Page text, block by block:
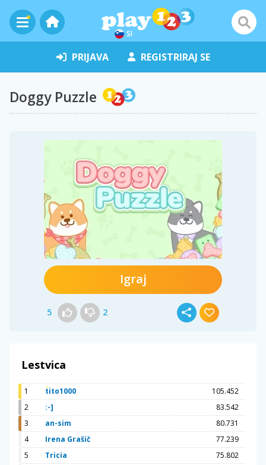
SI
PRIJAVA REGISTRIRAJ SE
Doggy Puzzle
Igraj
5 2
Lestvica
1 tito1000
105.452
2
:-]
83.542
3
an-sim
80.731
4
Irena Grašič
77.239
5
Tricia
75.802